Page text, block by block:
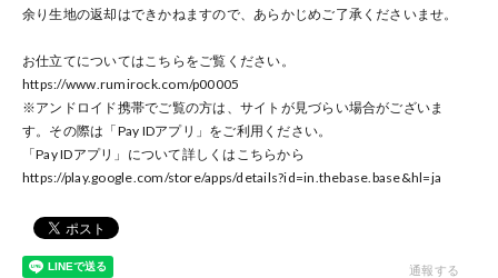
余り生地の返却はできかねますので、あらかじめご了承くださいませ。
お仕立てについてはこちらをご覧ください。
https://www.rumirock.com/p00005
※アンドロイド携帯でご覧の方は、サイトが見づらい場合がございま
す。その際は「Pay IDアプリ」をご利用ください。
「Pay IDアプリ」について詳しくはこちらから
https://play.google.com/store/apps/details?id=in.thebase.base&hl=ja
通報する